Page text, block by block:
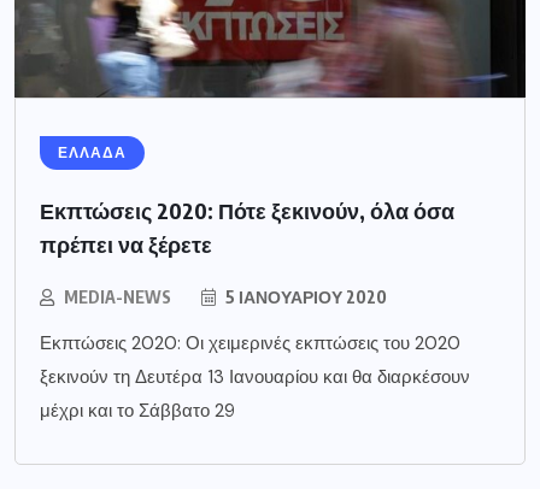
ΕΛΛΑΔΑ
Εκπτώσεις 2020: Πότε ξεκινούν, όλα όσα
πρέπει να ξέρετε
MEDIA-NEWS 5 ΙΑΝΟΥΑΡΊΟΥ 2020
Εκπτώσεις 2020: Οι χειμερινές εκπτώσεις του 2020
ξεκινούν τη Δευτέρα 13 Ιανουαρίου και θα διαρκέσουν
μέχρι και το Σάββατο 29